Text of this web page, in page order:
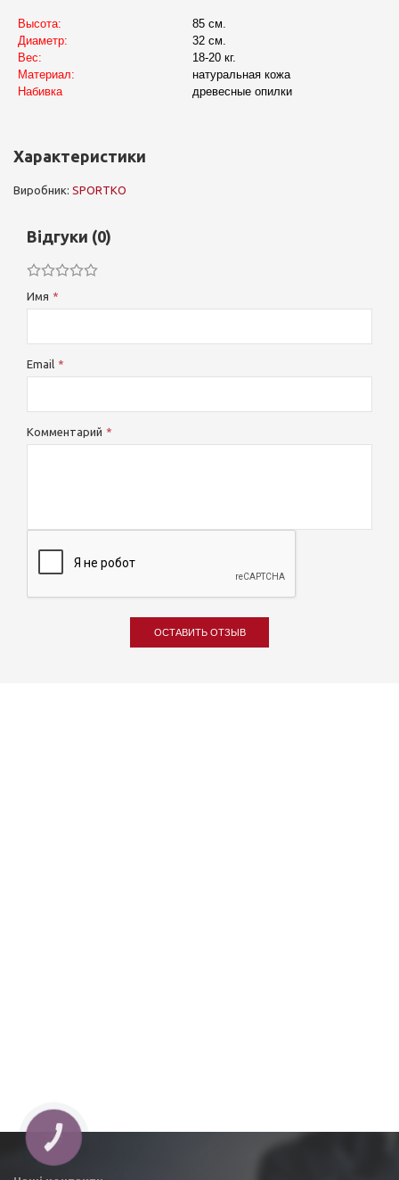
Высота:
85 см.
Диаметр:
32 см.
Вес:
18-20 кг.
Материал:
натуральная кожа
Набивка
древесные опилки
Характеристики
Виробник: SPORTKO
Відгуки (0)
Имя
Email
Комментарий
ОСТАВИТЬ ОТЗЫВ